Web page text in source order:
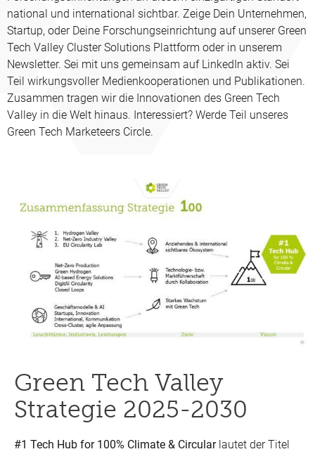
national und international sichtbar. Zeige Dein Unternehmen,
Startup, oder Deine Forschungseinrichtung auf unserer Green
Tech Valley Cluster Solutions Plattform oder in unserem
Newsletter. Sei mit uns gemeinsam auf LinkedIn aktiv. Sei
Teil wirkungsvoller Medienkooperationen und Publikationen.
Zusammen tragen wir die Innovationen des Green Tech
Valley in die Welt hinaus. Interessiert? Werde Teil unseres
Green Tech Marketeers Circle.
Green Tech Valley
Strategie 2025-2030
#1 Tech Hub for 100% Climate & Circularlautet der Titel